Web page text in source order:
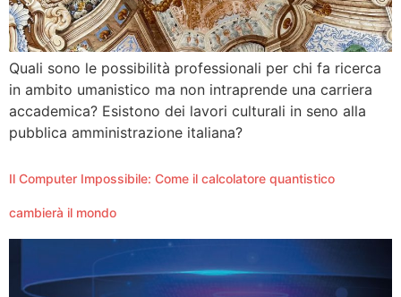
Quali sono le possibilità professionali per chi fa ricerca
in ambito umanistico ma non intraprende una carriera
accademica? Esistono dei lavori culturali in seno alla
pubblica amministrazione italiana?
Il Computer Impossibile: Come il calcolatore quantistico
cambierà il mondo